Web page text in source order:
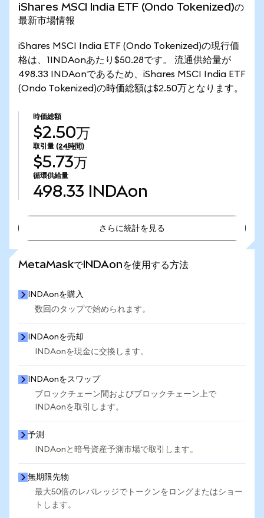
iShares MSCI India ETF (Ondo Tokenized)の
最新市場情報
iShares MSCI India ETF (Ondo Tokenized)の現行価
格は、1INDAonあたり$50.28です。 流通供給量が
498.33 INDAonであるため、iShares MSCI India ETF
(Ondo Tokenized)の時価総額は$2.50万となります。
時価総額
$2.50万
取引量 (24時間)
$5.73万
循環供給量
498.33 INDAon
さらに統計を見る
MetaMaskでINDAonを使用する方法
INDAonを購入
数回のタップで始められます。
INDAonを売却
INDAonを現金に交換します。
INDAonをスワップ
ブロックチェーン間およびブロックチェーン上で
INDAonを取引します。
予測
INDAonと暗号資産予測市場で取引します。
無期限先物
最大50倍のレバレッジでトークンをロングまたはショー
トします。